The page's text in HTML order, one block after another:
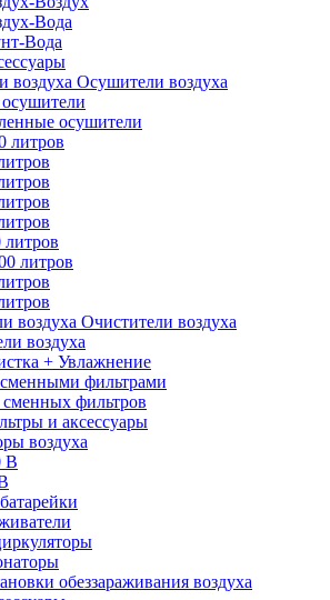
Вода
Вода
Осушители воздуха
осушители
литров
литров
литров
Очистители воздуха
воздуха
+ Увлажнение
фильтрами
сменных фильтров
и аксессуары
воздуха
В
обеззараживания воздуха